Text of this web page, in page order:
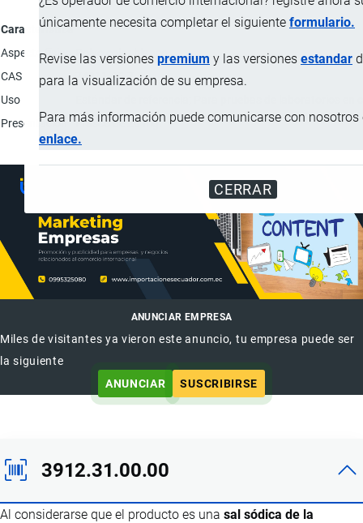
únicamente necesita completar el siguiente formulario.
Revise las versiones premium y las versiones estandar
para la visualización de su empresa.
Para más información puede comunicarse con nosotros
enlace.
CERRAR
Característica
Aspecto físico
Polvo color blanco.
CAS
74811-65-7
Uso
Presentación
Frasco de 20 mg.
ANUNCIAR EMPRESA
Miles de visitantes ya vieron este anuncio, tu empresa puede ser
la siguiente
ANUNCIAR
SUSCRIBIRSE
3912.31.00.00
Al considerarse que el producto es una sal sódica de la